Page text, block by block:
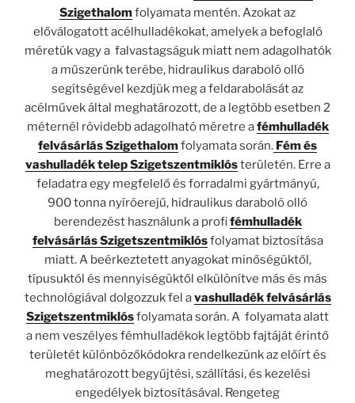
Szigethalomfolyamata mentén. Azokat az
előválogatott acélhulladékokat, amelyek a befoglaló
méretük vagy a falvastagságuk miatt nem adagolhatók
a műszerünk terébe, hidraulikus daraboló olló
segítségével kezdjük meg a feldarabolását az
acélművek által meghatározott, de a legtöbb esetben 2
méternél rövidebb adagolható méretre afémhulladék
felvásárlás Szigethalomfolyamata során. Fém és
vashulladék telep Szigetszentmiklósterületén. Erre a
feladatra egy megfelelő és forradalmi gyártmányú,
900 tonna nyíróerejű, hidraulikus daraboló olló
berendezést használunk a profifémhulladék
felvásárlás Szigetszentmiklósfolyamat biztosítása
miatt. A beérkeztetett anyagokat minőségüktől,
típusuktól és mennyiségüktől elkülönítve más és más
technológiával dolgozzuk fel avashulladék felvásárlás
Szigetszentmiklósfolyamata során. A folyamata alatt
a nem veszélyes fémhulladékok legtöbb fajtáját érintő
területét különbözőkódokra rendelkezünk az előírt és
meghatározott begyűjtési, szállítási, és kezelési
engedélyek biztosításával. Rengeteg